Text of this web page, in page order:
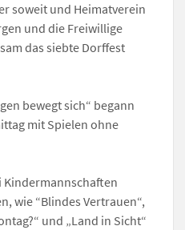
soweit und Heimatverein
und die Freiwillige
das siebte Dorffest
bewegt sich“ begann
mit Spielen ohne
Kindermannschaften
wie “Blindes Vertrauen“,
und „Land in Sicht“